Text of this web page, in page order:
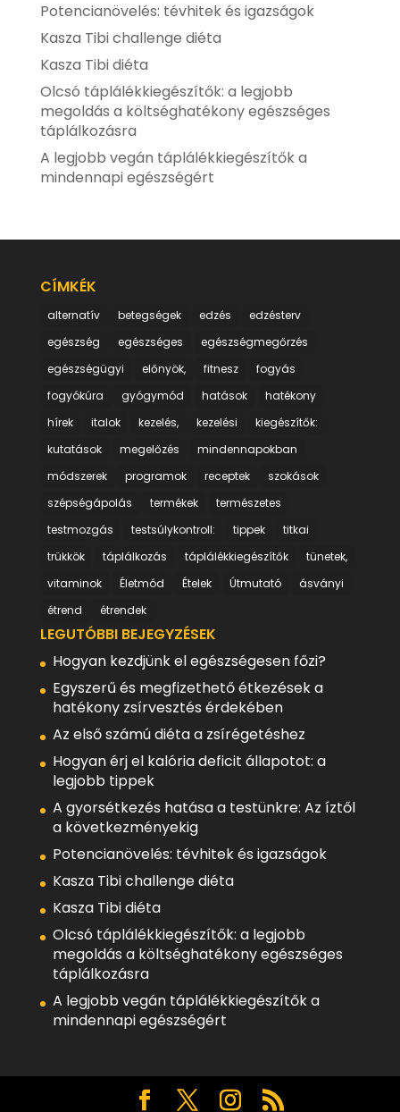
Potencianövelés: tévhitek és igazságok
Kasza Tibi challenge diéta
Kasza Tibi diéta
Olcsó táplálékkiegészítők: a legjobb
megoldás a költséghatékony egészséges
táplálkozásra
A legjobb vegán táplálékkiegészítők a
mindennapi egészségért
CÍMKÉK
alternatív betegségek edzés
edzésterv
egészség
egészséges
egészségmegőrzés
egészségügyi
előnyök, fitnesz
fogyás
fogyókúra
gyógymód hatások
hatékony
hírek
italok kezelés, kezelési
kiegészítők:
kutatások
megelőzés
mindennapokban
módszerek
programok receptek
szokások
szépségápolás
termékek
természetes
testmozgás
testsúlykontroll: tippek
titkai
trükkök
táplálkozás táplálékkiegészítők
tünetek,
vitaminok
Életmód Ételek Útmutató
ásványi
étrend
étrendek
LEGUTÓBBI BEJEGYZÉSEK
Hogyan kezdjünk el egészségesen főzi?
Egyszerű és megfizethető étkezések a
hatékony zsírvesztés érdekében
Az első számú diéta a zsírégetéshez
Hogyan érj el kalória deficit állapotot: a
legjobb tippek
A gyorsétkezés hatása a testünkre: Az íztől
a következményekig
Potencianövelés: tévhitek és igazságok
Kasza Tibi challenge diéta
Kasza Tibi diéta
Olcsó táplálékkiegészítők: a legjobb
megoldás a költséghatékony egészséges
táplálkozásra
A legjobb vegán táplálékkiegészítők a
mindennapi egészségért